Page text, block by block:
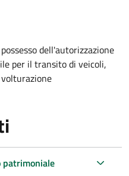
dell'autorizzazione
per il transito di veicoli,
patrimoniale